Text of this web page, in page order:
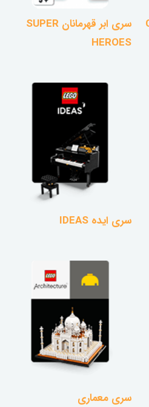
سری ابر قهرمانان SUPER
HEROES
سری ایده IDEAS
سری معماری